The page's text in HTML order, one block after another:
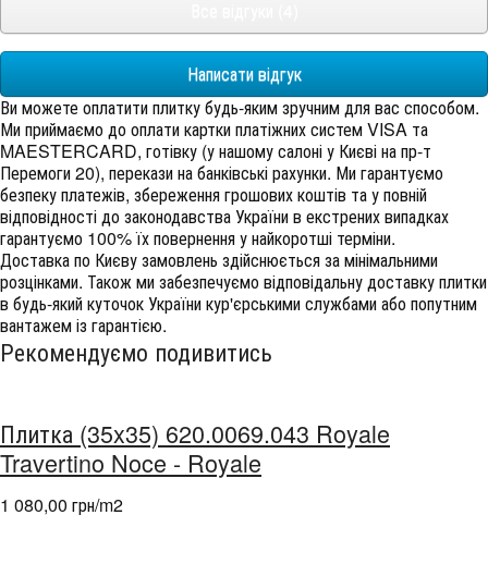
Написати відгук
Ви можете оплатити плитку будь-яким зручним для вас способом.
Ми приймаємо до оплати картки платіжних систем VISA та
MAESTERCARD, готівку (у нашому салоні у Києві на пр-т
Перемоги 20), перекази на банківські рахунки. Ми гарантуємо
безпеку платежів, збереження грошових коштів та у повній
відповідності до законодавства України в екстрених випадках
гарантуємо 100% їх повернення у найкоротші терміни.
Доставка по Києву замовлень здійснюється за мінімальними
розцінками. Також ми забезпечуємо відповідальну доставку плитки
в будь-який куточок України кур'єрськими службами або попутним
вантажем із гарантією.
Рекомендуємо подивитись
Плитка (35x35) 620.0069.043 Royale
Travertino Noce - Royale
1 080,00 грн/m2